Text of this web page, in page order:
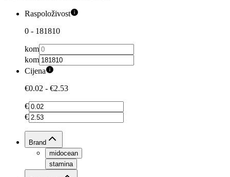
Raspoloživost
0 - 181810
kom
kom
Cijena
€0.02 - €2.53
€
€
Brand
midocean
stamina